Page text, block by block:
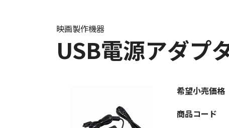
USB電源アダプ
映画製作機器
希望小売価格
商品コード